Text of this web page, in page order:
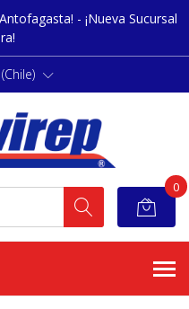
- ¡Nueva Sucursal
0